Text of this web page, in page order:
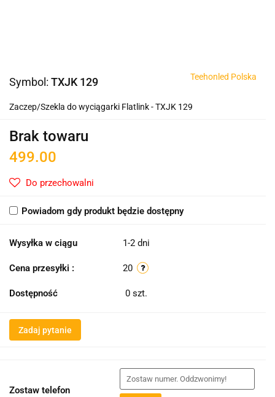
Symbol: TXJK 129 Teehonled Polska
Zaczep/Szekla do wyciągarki Flatlink - TXJK 129
Brak towaru
499.00
Do przechowalni
Powiadom gdy produkt będzie dostępny
Wysyłka w ciągu 1-2 dni
Cena przesyłki : 20
Dostępność 0 szt.
Zadaj pytanie
Zostaw telefon